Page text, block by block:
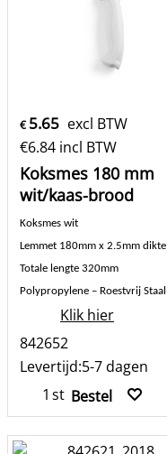
€ 5.65 excl BTW
€6.84 incl BTW
Koksmes 180 mm
wit/kaas-brood
Koksmes wit
Lemmet 180mm x 2.5mm dikte
Totale lengte 320mm
Polypropylene – Roestvrij Staal
Klik hier
842652
Levertijd:5-7 dagen
st Bestel